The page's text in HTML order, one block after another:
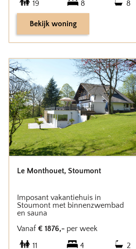
19 8 8
Bekijk woning
Le Monthouet, Stoumont
Imposant vakantiehuis in
Stoumont met binnenzwembad
en sauna
Vanaf € 1876,- per week
11
4 2